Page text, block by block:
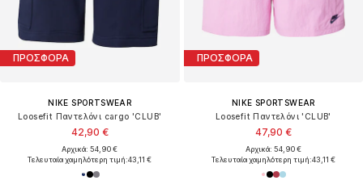
ΠΡΟΣΦΟΡΑ
NIKE SPORTSWEAR
Loosefit Παντελόνι cargo 'CLUB'
42,90 €
Αρχικά: 54,90 €
Τελευταία χαμηλότερη τιμή:43,11 €
ΠΡΟΣΦΟΡΑ
NIKE SPORTSWEAR
Loosefit Παντελόνι 'CLUB'
47,90 €
Αρχικά: 54,90 €
Τελευταία χαμηλότερη τιμή:43,11 €